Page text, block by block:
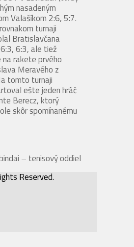
nasadeným
Valašíkom 2:6, 5:7.
turnaji
Bratislavčana
6:3, ale tiež
rakete prvého
Meravého z
tomto turnaji
ešte jeden hráč
Berecz, ktorý
skôr spomínanému
– tenisový oddiel
Reserved.